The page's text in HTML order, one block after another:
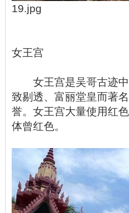
19.jpg
女王宫
女王宫是吴哥古迹中
致剔透、富丽堂皇而著
誉。女王宫大量使用红
体曾红色。